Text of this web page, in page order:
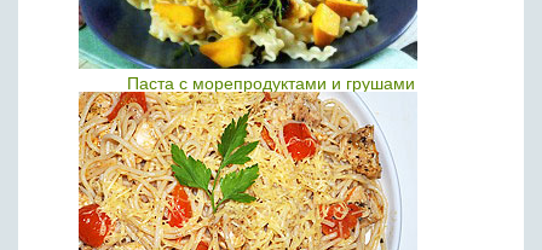
Паста с морепродуктами и грушами